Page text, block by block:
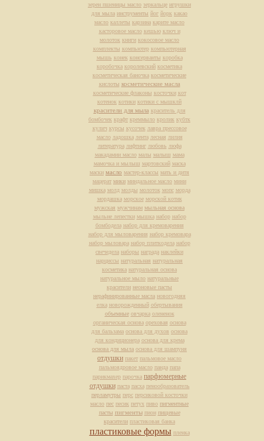
зерен пшеницы масло зеркальце игрушки
для мыла инструменты йог йорк какао
масло каллеты карзина карите масло
касторовое масло кешью ключ и
молоток книги кокосовое масло
комплекты компьютер компьютерная
мышь конек консерванты коробка
коробочка королевский косметика
косметическая баночка косметические
кислоты косметические масла
косметические флаконы косточки кот
котенок котики котики с мышклй
красители для мыла краситель для
бомбочек крафт креммыло кролик кубтк
кулич курсы кусочек лавра прессовое
масло ладошка лента лесная лилия
литература лифтинг любовь люфа
макадамии масло малы малыш мама
мамочка и мылыш мартовский маска
маски масло мастер-классы мать и дитя
мацерат мики миндальное масло мини
мишка молд молды молоток мопс морда
мордашка морское морской котик
мужская мужчинам мыльная основа
мыльне лепестки мышка набор набор
бомбодела набор для кремоварения
набор для мыловарения набор кремовара
набор мыловара набор плиткодела набор
свечедела наборы награда наклейки
нарциссы натуральная натуральная
косметика натуральная основа
натуральное мыло натуральные
красители неоновые пасты
нерафинированные масла новогодняя
елка новорожденный обертывания
объемные овчарка олененок
органическая основа ореховая основа
для бальзама основа для духов основа
для кондиционера основа для крема
основа для мыла основа для шампуня
отдушки пакет пальмовое масло
пальмоядровое масло панда папа
парикмахер парочка парфюмерные
отдушки паста пасха пенообразователь
перламутры перс персиковой косточки
масло пес песик петух пиво пигментные
пасты пигменты пион пищевые
красители пластиковая банка
пластиковые формы пленка